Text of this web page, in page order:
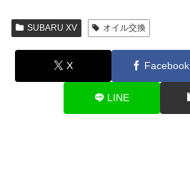
SUBARU XV オイル交換
X Facebook
LINE